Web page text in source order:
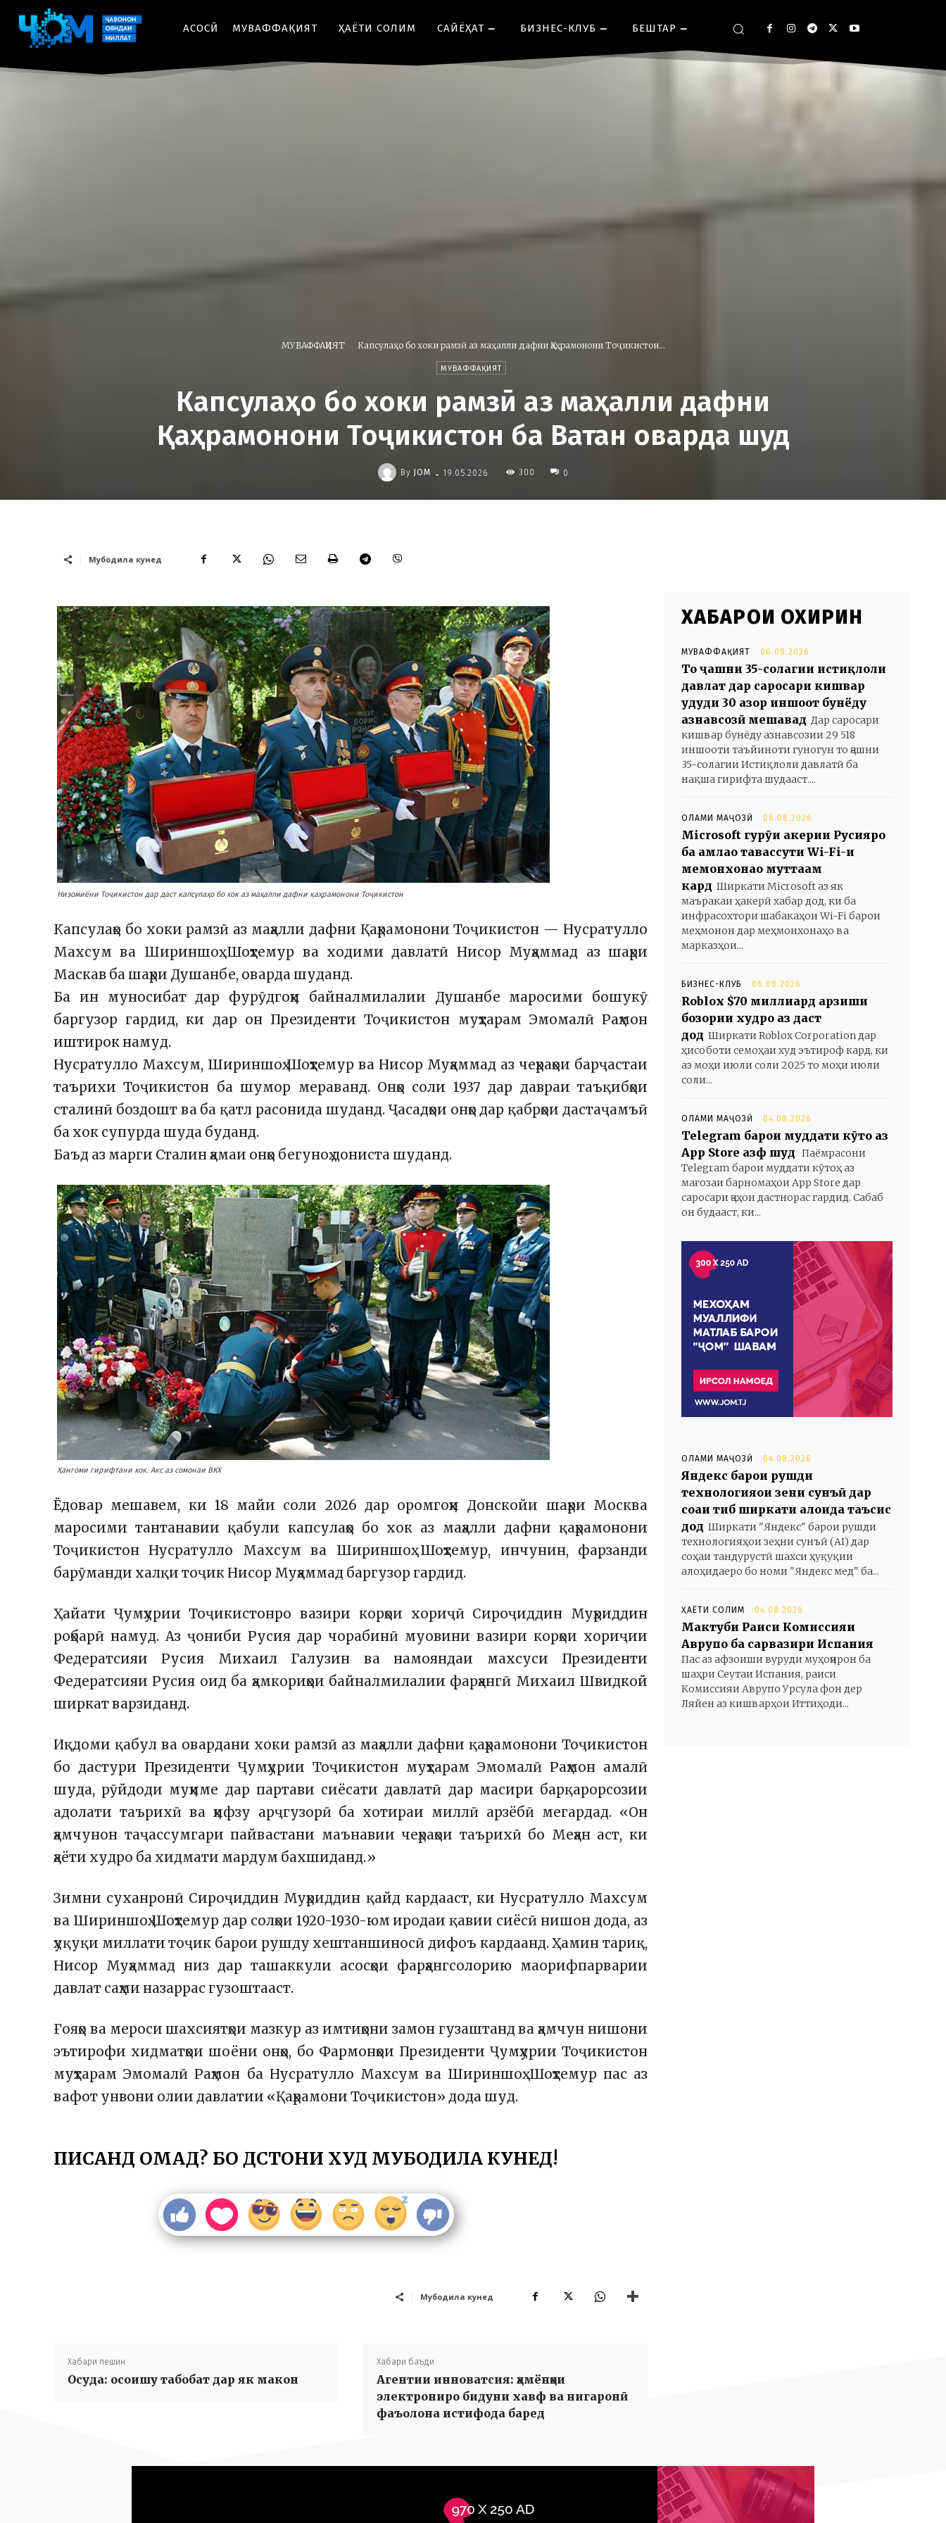
АСОСӢ МУВАФФАҚИЯТ ҲАЁТИ СОЛИМ CАЙЁҲАТ БИЗНЕС-КЛУБ БЕШТАР
МУВАФФАҚИЯТ Капсулаҳо бо хоки рамзӣ аз маҳалли дафни Қаҳрамонони Тоҷикистон...
МУВАФФАҚИЯТ
Капсулаҳо бо хоки рамзӣ аз маҳалли дафни
Қаҳрамонони Тоҷикистон ба Ватан оварда шуд
By JOM - 19.05.2026 300 0
Мубодила кунед
Низомиёни Тоҷикистон дар даст капсулаҳо бо хок аз маҳалли дафни қаҳрамонони Тоҷикистон
Капсулаҳо бо хоки рамзӣ аз маҳалли дафни Қаҳрамонони Тоҷикистон — Нусратулло
Махсум ва Шириншоҳ Шоҳтемур ва ходими давлатӣ Нисор Муҳаммад аз шаҳри
Маскав ба шаҳри Душанбе, оварда шуданд.
Ба ин муносибат дар фурӯдгоҳи байналмилалии Душанбе маросими бошукӯҳ
баргузор гардид, ки дар он Президенти Тоҷикистон муҳтарам Эмомалӣ Раҳмон
иштирок намуд.
Нусратулло Махсум, Шириншоҳ Шоҳтемур ва Нисор Муҳаммад аз чеҳраҳои барҷастаи
таърихи Тоҷикистон ба шумор мераванд. Онҳо соли 1937 дар давраи таъқибҳои
сталинӣ боздошт ва ба қатл расонида шуданд. Ҷасадҳои онҳо дар қабрҳои дастаҷамъӣ
ба хок супурда шуда буданд.
Баъд аз марги Сталин ҳамаи онҳо бегуноҳ дониста шуданд.
Ҳангоми гирифтани хок. Акс аз сомонаи ВКХ
Ёдовар мешавем, ки 18 майи соли 2026 дар оромгоҳи Донскойи шаҳри Москва
маросими тантанавии қабули капсулаҳо бо хок аз маҳалли дафни қаҳрамонони
Тоҷикистон Нусратулло Махсум ва Шириншоҳ Шоҳтемур, инчунин, фарзанди
барӯманди халқи тоҷик Нисор Муҳаммад баргузор гардид.
Ҳайати Ҷумҳурии Тоҷикистонро вазири корҳои хориҷӣ Сироҷиддин Муҳриддин
роҳбарӣ намуд. Аз ҷониби Русия дар чорабинӣ муовини вазири корҳои хориҷии
Федератсияи Русия Михаил Галузин ва намояндаи махсуси Президенти
Федератсияи Русия оид ба ҳамкориҳои байналмилалии фарҳангӣ Михаил Швидкой
ширкат варзиданд.
Иқдоми қабул ва овардани хоки рамзӣ аз маҳалли дафни қаҳрамонони Тоҷикистон
бо дастури Президенти Ҷумҳурии Тоҷикистон муҳтарам Эмомалӣ Раҳмон амалӣ
шуда, рӯйдоди муҳиме дар партави сиёсати давлатӣ дар масири барқарорсозии
адолати таърихӣ ва ҳифзу арҷгузорӣ ба хотираи миллӣ арзёбӣ мегардад. «Он
ҳамчунон таҷассумгари пайвастани маънавии чеҳраҳои таърихӣ бо Меҳан аст, ки
ҳаёти худро ба хидмати мардум бахшиданд.»
Зимни суханронӣ Сироҷиддин Муҳриддин қайд кардааст, ки Нусратулло Махсум
ва Шириншоҳ Шоҳтемур дар солҳои 1920-1930-юм иродаи қавии сиёсӣ нишон дода, аз
ҳуқуқи миллати тоҷик барои рушду хештаншиносӣ дифоъ кардаанд. Ҳамин тариқ,
Нисор Муҳаммад низ дар ташаккули асосҳои фарҳангсолорию маорифпарварии
давлат саҳми назаррас гузоштааст.
Ғояҳо ва мероси шахсиятҳои мазкур аз имтиҳони замон гузаштанд ва ҳамчун нишони
эътирофи хидматҳои шоёни онҳо, бо Фармонҳои Президенти Ҷумҳурии Тоҷикистон
муҳтарам Эмомалӣ Раҳмон ба Нусратулло Махсум ва Шириншоҳ Шоҳтемур пас аз
вафот унвони олии давлатии «Қаҳрамони Тоҷикистон» дода шуд.
ПИСАНД ОМАД? БО ДӮСТОНИ ХУД МУБОДИЛА КУНЕД!
Мубодила кунед
Хабари пешин
Осуда: осоишу табобат дар як макон
Хабари баъди
Агентии инноватсия: ҳамёнҳои
электрониро бидуни хавф ва нигаронӣ
фаъолона истифода барeд
ХАБАРҲОИ ОХИРИН
МУВАФФАҚИЯТ 06.08.2026
То ҷашни 35-солагии истиқлоли
давлат дар саросари кишвар
ҳудуди 30 ҳазор иншоот бунёду
азнавсозӣ мешавад Дар саросари
кишвар бунёду азнавсозии 29 518
иншооти таъйиноти гуногун то ҷашни
35-солагии Истиқлоли давлатӣ ба
нақша гирифта шудааст....
ОЛАМИ МАҶОЗӢ 06.08.2026
Microsoft гурӯҳи ҳакерии Русияро
ба ҳамлаҳо тавассути Wi-Fi-и
меҳмонхонаҳо муттаҳам
кард Ширкати Microsoft аз як
маъракаи ҳакерӣ хабар дод, ки ба
инфрасохтори шабакаҳои Wi-Fi барои
меҳмонон дар меҳмонхонаҳо ва
марказҳои...
БИЗНЕС-КЛУБ 06.08.2026
Roblox $70 миллиард арзиши
бозории худро аз даст
дод Ширкати Roblox Corporation дар
ҳисоботи семоҳаи худ эътироф кард, ки
аз моҳи июли соли 2025 то моҳи июли
соли...
ОЛАМИ МАҶОЗӢ 04.08.2026
Telegram барои муддати кӯтоҳ аз
App Store ҳазф шуд Паёмрасони
Telegram барои муддати кӯтоҳ аз
мағозаи барномаҳои App Store дар
саросари ҷаҳон дастнорас гардид. Сабаб
он будааст, ки...
ОЛАМИ МАҶОЗӢ 04.08.2026
Яндекс барои рушди
технологияҳои зеҳни сунъӣ дар
соҳаи тиб ширкати алоҳида таъсис
дод Ширкати "Яндекс" барои рушди
технологияҳои зеҳни сунъӣ (AI) дар
соҳаи тандурустӣ шахси ҳуқуқии
алоҳидаеро бо номи "Яндекс мед" ба...
ҲАЁТИ СОЛИМ 04.08.2026
Мактуби Раиси Комиссияи
Аврупо ба сарвазири Испания
Пас аз афзоиши вуруди муҳоҷирон ба
шаҳри Сеутаи Испания, раиси
Комиссияи Аврупо Урсула фон дер
Ляйен аз кишварҳои Иттиҳоди...